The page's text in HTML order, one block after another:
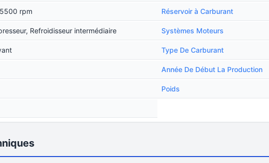
rpm Réservoir à Carburant
Refroidisseur intermédiaire Systèmes Moteurs
Type De Carburant
Année De Début La Production
Poids